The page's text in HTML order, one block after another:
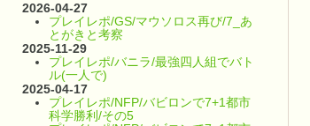
2026-04-27
プレイレポ/GS/マウソロス再び/7_あ
とがきと考察
2025-11-29
プレイレポ/バニラ/最強四人組でバト
ル(一人で)
2025-04-17
プレイレポ/NFP/バビロンで7+1都市
科学勝利/その5